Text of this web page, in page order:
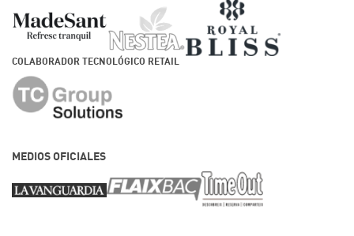
COLABORADOR TECNOLÓGICO RETAIL
MEDIOS OFICIALES